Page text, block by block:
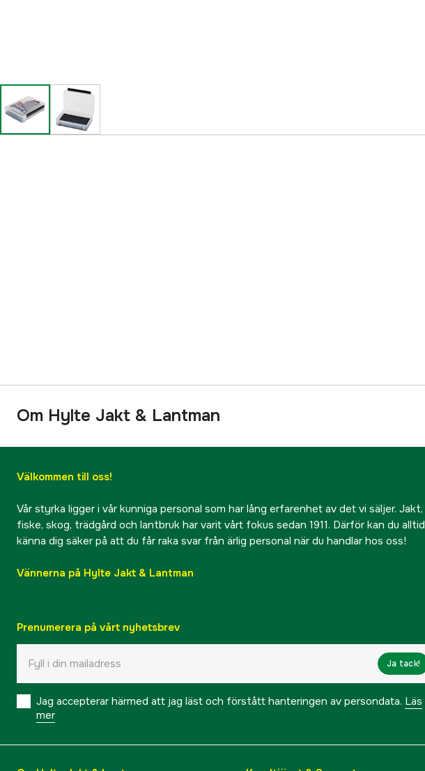
Om Hylte Jakt & Lantman
Välkommen till oss!
Vår styrka ligger i vår kunniga personal som har lång erfarenhet av det vi säljer. Jakt,
fiske, skog, trädgård och lantbruk har varit vårt fokus sedan 1911. Därför kan du alltid
känna dig säker på att du får raka svar från ärlig personal när du handlar hos oss!
Vännerna på Hylte Jakt & Lantman
Prenumerera på vårt nyhetsbrev
Ja tack!
Jag accepterar härmed att jag läst och förstått hanteringen av persondata. Läs
mer